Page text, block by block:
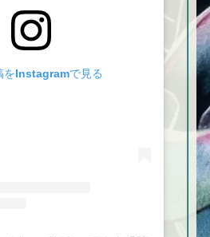
をInstagramで見る